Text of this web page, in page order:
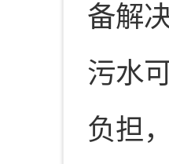
备解
污水
负担